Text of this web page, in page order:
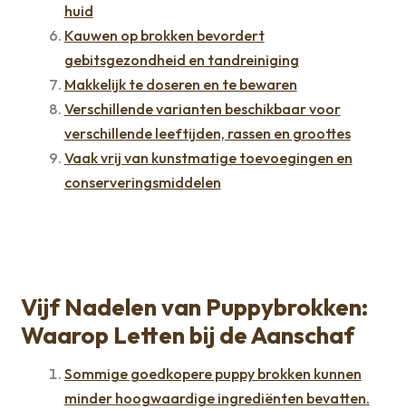
huid
Kauwen op brokken bevordert
gebitsgezondheid en tandreiniging
Makkelijk te doseren en te bewaren
Verschillende varianten beschikbaar voor
verschillende leeftijden, rassen en groottes
Vaak vrij van kunstmatige toevoegingen en
conserveringsmiddelen
Vijf Nadelen van Puppybrokken:
Waarop Letten bij de Aanschaf
Sommige goedkopere puppy brokken kunnen
minder hoogwaardige ingrediënten bevatten.